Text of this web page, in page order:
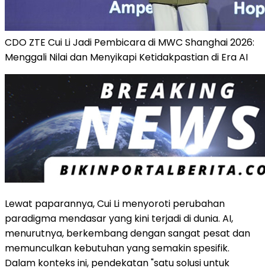
CDO ZTE Cui Li Jadi Pembicara di MWC Shanghai 2026:
Menggali Nilai dan Menyikapi Ketidakpastian di Era AI
Lewat paparannya, Cui Li menyoroti perubahan
paradigma mendasar yang kini terjadi di dunia. AI,
menurutnya, berkembang dengan sangat pesat dan
memunculkan kebutuhan yang semakin spesifik.
Dalam konteks ini, pendekatan "satu solusi untuk